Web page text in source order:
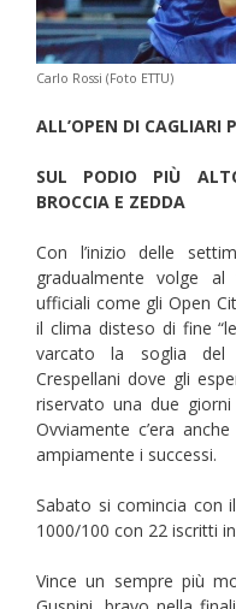
Carlo Rossi (Foto ETTU)
ALL’OPEN DI CAGLIARI
SUL PODIO PIÙ
BROCCIA E ZEDDA
Con l’inizio delle
gradualmente volge al
ufficiali come gli Open
il clima disteso di fine
varcato la soglia del
Crespellani dove gli
riservato una due
Ovviamente c’era
ampiamente i successi.
Sabato si comincia con
1000/100 con 22 iscritti
Vince un sempre più